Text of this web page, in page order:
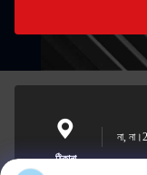
ঠিকানা
না,